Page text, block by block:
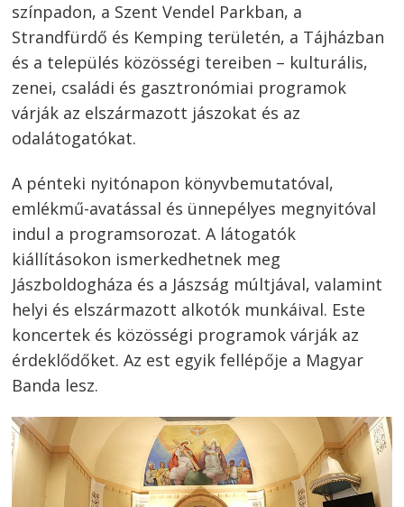
színpadon, a Szent Vendel Parkban, a
Strandfürdő és Kemping területén, a Tájházban
és a település közösségi tereiben – kulturális,
zenei, családi és gasztronómiai programok
várják az elszármazott jászokat és az
odalátogatókat.
A pénteki nyitónapon könyvbemutatóval,
emlékmű-avatással és ünnepélyes megnyitóval
indul a programsorozat. A látogatók
kiállításokon ismerkedhetnek meg
Jászboldogháza és a Jászság múltjával, valamint
helyi és elszármazott alkotók munkáival. Este
koncertek és közösségi programok várják az
érdeklődőket. Az est egyik fellépője a Magyar
Banda lesz.